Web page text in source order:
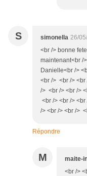
S simonella 26/
<br /> bonne
maintenant<br /
Danielle<br />
<br /> <br /> <br
/> <br /> <br />
<br /> <br />
/> <br /> <br />
Répondre
M maite-
<br />